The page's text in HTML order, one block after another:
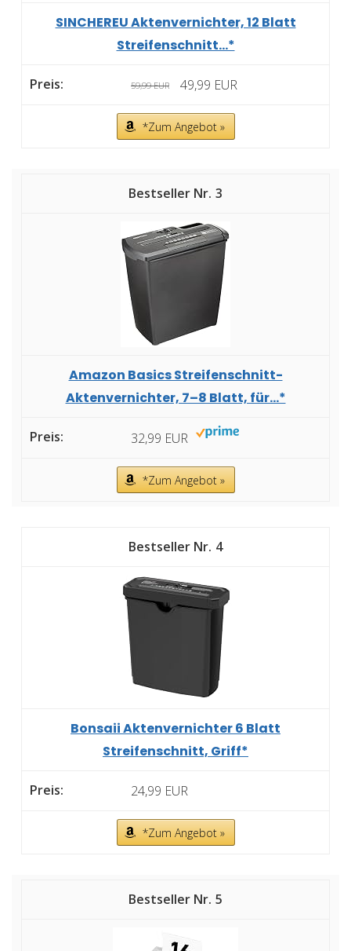
SINCHEREU Aktenvernichter, 12 Blatt
Streifenschnitt...*
59,99 EUR 49,99 EUR
*Zum Angebot »
3
Amazon Basics Streifenschnitt-
Aktenvernichter, 7–8 Blatt, für...*
32,99 EUR
*Zum Angebot »
4
Bonsaii Aktenvernichter 6 Blatt
Streifenschnitt, Griff*
24,99 EUR
*Zum Angebot »
5